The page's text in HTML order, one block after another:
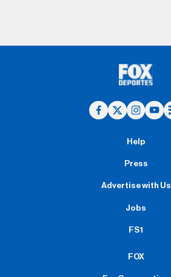
Help
Press
Advertise with Us
Jobs
FS1
FOX